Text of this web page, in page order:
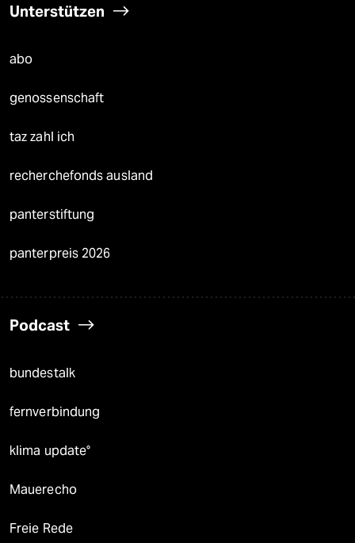
Unterstützen
abo
genossenschaft
taz zahl ich
recherchefonds ausland
panterstiftung
panterpreis 2026
Podcast
bundestalk
fernverbindung
klima update°
Mauerecho
Freie Rede